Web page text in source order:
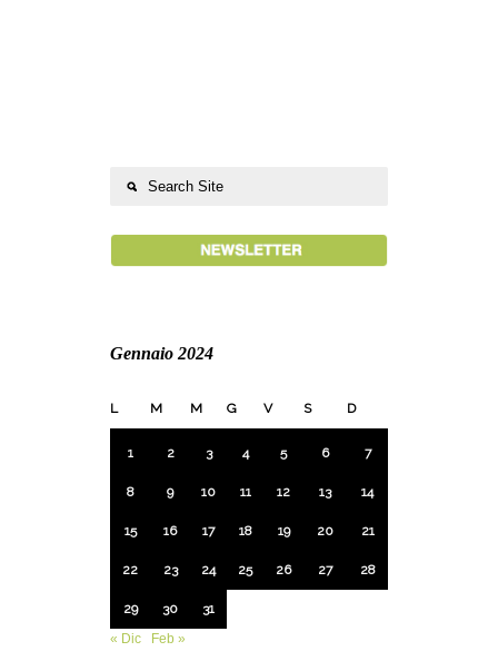
Gennaio 2024
L M M G V S D
1 2 3 4 5 6 7
8 9 10 11 12 13 14
15 16 17 18 19 20 21
22 23 24 25 26 27 28
29 30
31
« Dic
Feb »